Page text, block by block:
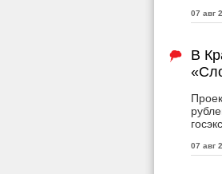
07 авг
В
07 авг